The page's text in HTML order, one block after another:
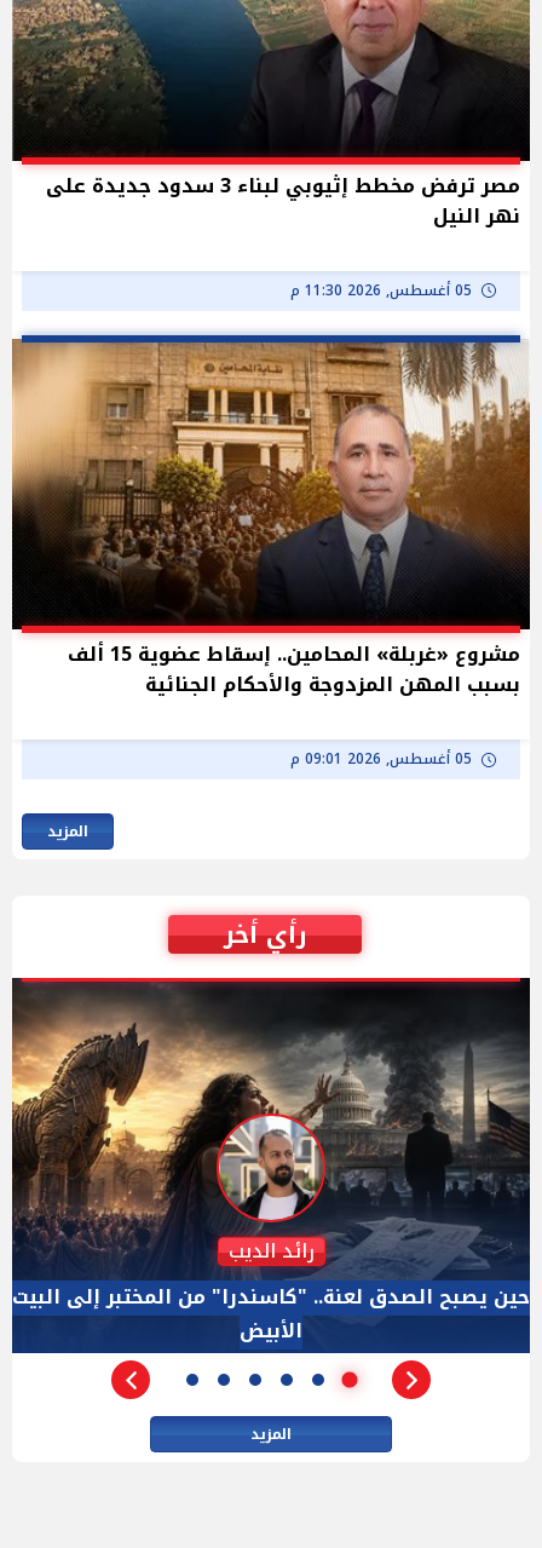
مصر ترفض مخطط إثيوبي لبناء 3 سدود جديدة على
نهر النيل
05 أغسطس, 2026 11:30 م
مشروع «غربلة» المحامين.. إسقاط عضوية 15 ألف
بسبب المهن المزدوجة والأحكام الجنائية
05 أغسطس, 2026 09:01 م
المزيد
رأي أخر
دكتور نزيه الحكيم
الإجازة البرلمانية ليست إجازة من الرقابة.. والسؤال ليس
الأداة الوحيده بعد فض الانعقاد
المزيد